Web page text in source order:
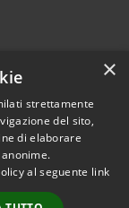
2026 • Comune di
• Powered by
•Accesso
redazione
×
strettamente
del sito,
di elaborare
al seguente link